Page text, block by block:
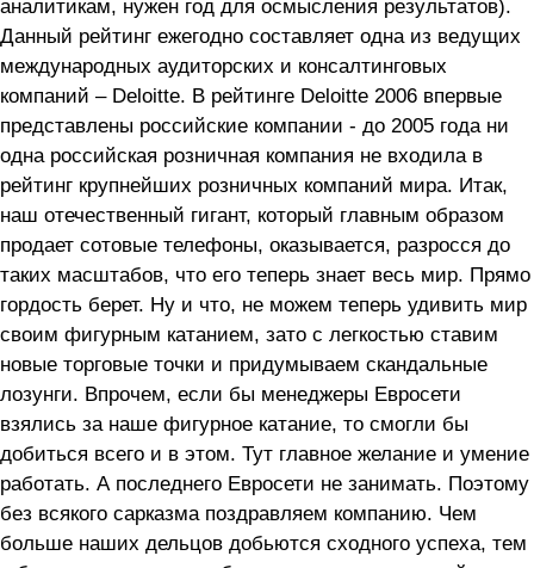
аналитикам, нужен год для осмысления результатов).
Данный рейтинг ежегодно составляет одна из ведущих
международных аудиторских и консалтинговых
компаний – Deloitte. В рейтинге Deloitte 2006 впервые
представлены российские компании - до 2005 года ни
одна российская розничная компания не входила в
рейтинг крупнейших розничных компаний мира. Итак,
наш отечественный гигант, который главным образом
продает сотовые телефоны, оказывается, разросся до
таких масштабов, что его теперь знает весь мир. Прямо
гордость берет. Ну и что, не можем теперь удивить мир
своим фигурным катанием, зато с легкостью ставим
новые торговые точки и придумываем скандальные
лозунги. Впрочем, если бы менеджеры Евросети
взялись за наше фигурное катание, то смогли бы
добиться всего и в этом. Тут главное желание и умение
работать. А последнего Евросети не занимать. Поэтому
без всякого сарказма поздравляем компанию. Чем
больше наших дельцов добьются сходного успеха, тем